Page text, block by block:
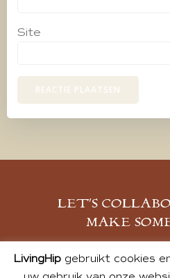
Site
LET’S
MAKE
MELD JE
LivingHipgebruikt cookies